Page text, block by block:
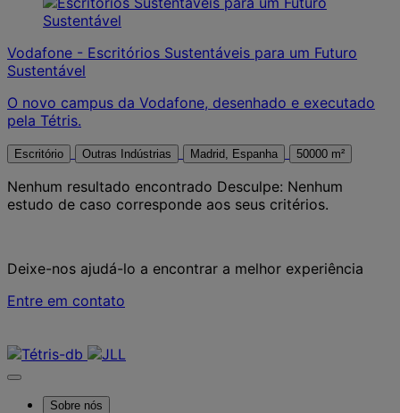
Vodafone - Escritórios Sustentáveis para um Futuro
Sustentável
O novo campus da Vodafone, desenhado e executado
pela Tétris.
Escritório Outras Indústrias Madrid, Espanha 50000 m²
Nenhum resultado encontrado Desculpe: Nenhum
estudo de caso corresponde aos seus critérios.
Deixe-nos ajudá-lo a encontrar a melhor experiência
Entre em contato
Sobre nós